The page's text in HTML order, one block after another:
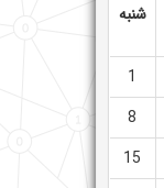
شنبه
1
8
15